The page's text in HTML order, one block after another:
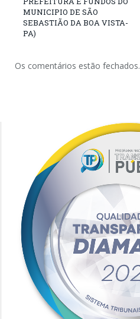
MUNICIPIO DE SÃO
SEBASTIÃO DA BOA VISTA-
PA)
Os comentários estão fechados.